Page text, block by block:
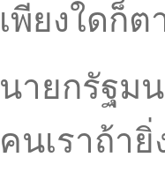
เพียงใดก็ต
นายกรัฐม
คนเราถ้า